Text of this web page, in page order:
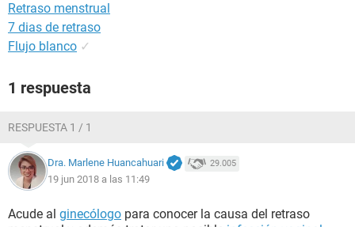
Retraso menstrual
7 dias de retraso
Flujo blanco ✓
1 respuesta
RESPUESTA 1 / 1
Dra. Marlene Huancahuari 29.005
19 jun 2018 a las 11:49
Acude al ginecólogo para conocer la causa del retraso